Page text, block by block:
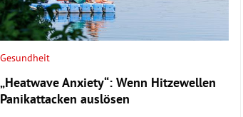
Gesundheit
„Heatwave Anxiety“: Wenn Hitzewellen
Panikattacken auslösen